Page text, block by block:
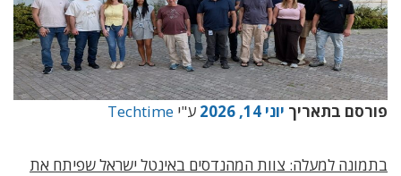
פורסם בתאריך יוני 14, 2026 ע"י Techtime
בתמונה למעלה: צוות המהנדסים באינטל ישראל שפיתח את